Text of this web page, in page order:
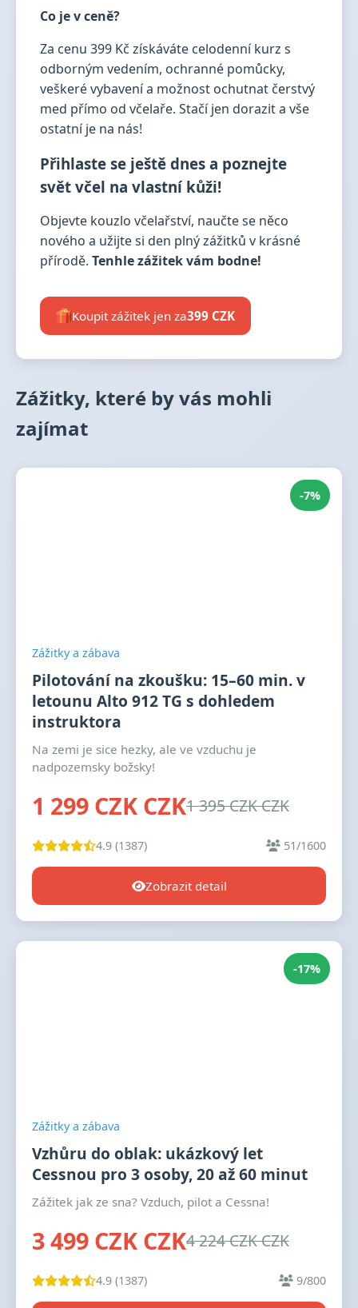
Co je v ceně?
Za cenu 399 Kč získáváte celodenní kurz s
odborným vedením, ochranné pomůcky,
veškeré vybavení a možnost ochutnat čerstvý
med přímo od včelaře. Stačí jen dorazit a vše
ostatní je na nás!
Přihlaste se ještě dnes a poznejte
svět včel na vlastní kůži!
Objevte kouzlo včelařství, naučte se něco
nového a užijte si den plný zážitků v krásné
přírodě. Tenhle zážitek vám bodne!
Koupit zážitek jen za399 CZK
Zážitky, které by vás mohli
zajímat
-7%
Zážitky a zábava
Pilotování na zkoušku: 15–60 min. v
letounu Alto 912 TG s dohledem
instruktora
Na zemi je sice hezky, ale ve vzduchu je
nadpozemsky božsky!
1 299 CZK CZK1 395 CZK CZK
4.9 (1387) 51/1600
Zobrazit detail
-17%
Zážitky a zábava
Vzhůru do oblak: ukázkový let
Cessnou pro 3 osoby, 20 až 60 minut
Zážitek jak ze sna? Vzduch, pilot a Cessna!
3 499 CZK CZK4 224 CZK CZK
4.9 (1387) 9/800